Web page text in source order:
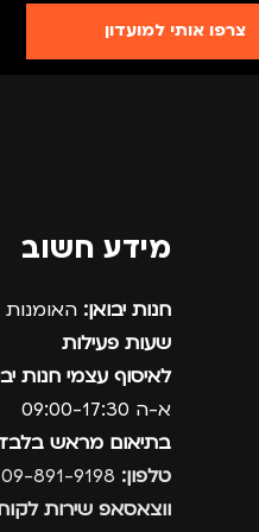
מתאים ל
צרפו אותי למועדון
מידע חשוב
חנות יבואן: האומנות 12, נתניה.
שעות פעילות
לאיסוף עצמי חנות
א-ה 09:00-17:30
בתיאום מראש
טלפון:
ווצאסאפ שירות